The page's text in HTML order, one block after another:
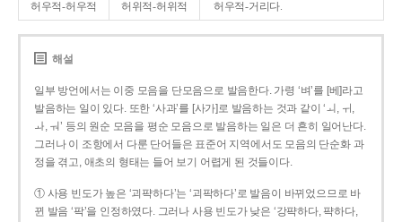
허우적-허우적 허위적-허위적 허우적-거리다.
해설
일부 방언에서는 이중 모음을 단모음으로 발음한다. 가령 ‘벼’를 [베]라고
발음하는 일이 있다. 또한 ‘사과’를 [사가]로 발음하는 것과 같이 ‘ㅚ, ㅟ,
ㅘ, ㅝ’ 등의 원순 모음을 평순 모음으로 발음하는 일은 더 흔히 일어난다.
그러나 이 조항에서 다룬 단어들은 표준어 지역에서도 모음의 단순화 과
정을 겪고, 애초의 형태는 들어 보기 어렵게 된 것들이다.
① 사용 빈도가 높은 ‘괴퍅하다’는 ‘괴팍하다’로 발음이 바뀌었으므로 바
뀐 발음 ‘팍’을 인정하였다. 그러나 사용 빈도가 낮은 ‘강퍅하다, 퍅하다,